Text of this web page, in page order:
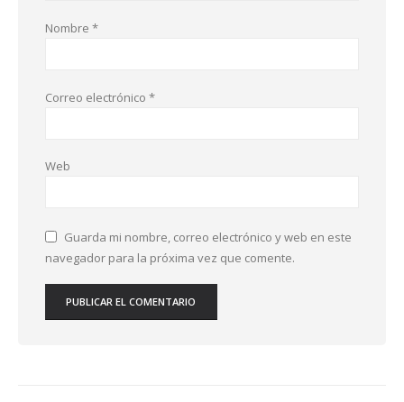
Nombre *
Correo electrónico *
Web
Guarda mi nombre, correo electrónico y web en este
navegador para la próxima vez que comente.